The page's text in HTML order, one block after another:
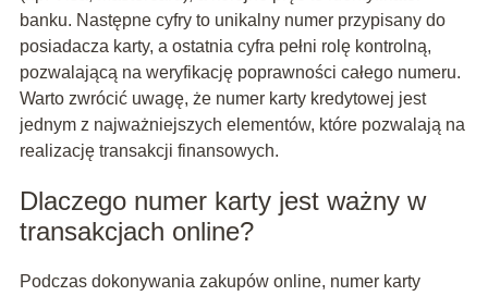
banku. Następne cyfry to unikalny numer przypisany do
posiadacza karty, a ostatnia cyfra pełni rolę kontrolną,
pozwalającą na weryfikację poprawności całego numeru.
Warto zwrócić uwagę, że numer karty kredytowej jest
jednym z najważniejszych elementów, które pozwalają na
realizację transakcji finansowych.
Dlaczego numer karty jest ważny w
transakcjach online?
Podczas dokonywania zakupów online, numer karty